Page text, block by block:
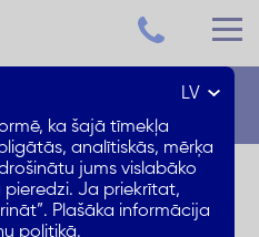
māja vai
LV
ka šajā tīmekļa
analītiskās, mērķa
jums vislabāko
Ja priekrītat,
Plašāka informācija
politikā.